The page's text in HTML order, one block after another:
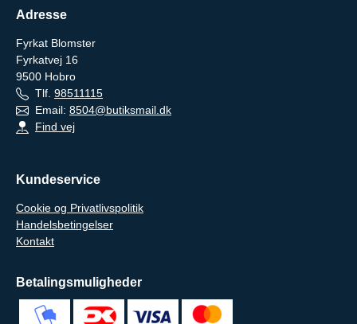
Adresse
Fyrkat Blomster
Fyrkatvej 16
9500 Hobro
Tlf. 98511115
Email: 8504@butiksmail.dk
Find vej
Kundeservice
Cookie og Privatlivspolitik
Handelsbetingelser
Kontakt
Betalingsmuligheder